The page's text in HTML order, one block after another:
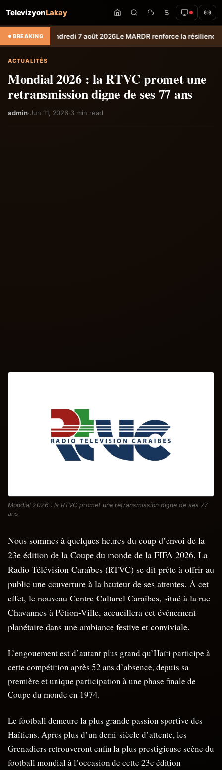
TelevizyonLakay
BREAKING7 août 2026Le MARDR renforce la résilience des
ACTUALITÉS
Mondial 2026 : la RTVC promet une
retransmission digne de ses 77 ans
admin·Jun 11, 2026·3 min read
Mondial 2026 : la RTVC promet une retransmission digne de ses 77
ans
Nous sommes à quelques heures du coup d’envoi de la
23e édition de la Coupe du monde de la FIFA 2026. La
Radio Télévision Caraïbes (RTVC) se dit prête à offrir au
public une couverture à la hauteur de ses attentes. À cet
effet, le nouveau Centre Culturel Caraïbes, situé à la rue
Chavannes à Pétion-Ville, accueillera cet événement
planétaire dans une ambiance festive et conviviale.
L’engouement est d’autant plus grand qu’Haïti participe à
cette compétition après 52 ans d’absence, depuis sa
première et unique participation à une phase finale de
Coupe du monde en 1974.
Le football demeure la plus grande passion sportive des
Haïtiens. Après plus d’un demi-siècle d’attente, les
Grenadiers retrouveront enfin la plus prestigieuse scène du
football mondial à l’occasion de cette 23e édition